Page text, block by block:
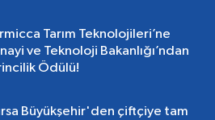
Tarım Teknolojileri’ne
ve Teknoloji Bakanlığı’ndan
Ödülü!
Büyükşehir'den çiftçiye tam